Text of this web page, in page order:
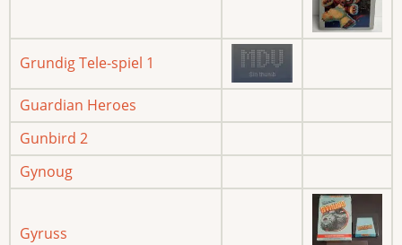
Grundig Tele-spiel 1
Guardian Heroes
Gunbird 2
Gynoug
Gyruss